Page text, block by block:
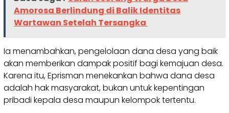
Amorosa Berlindung di Balik Identitas
Wartawan Setelah Tersangka
Ia menambahkan, pengelolaan dana desa yang baik
akan memberikan dampak positif bagi kemajuan desa.
Karena itu, Eprisman menekankan bahwa dana desa
adalah hak masyarakat, bukan untuk kepentingan
pribadi kepala desa maupun kelompok tertentu.